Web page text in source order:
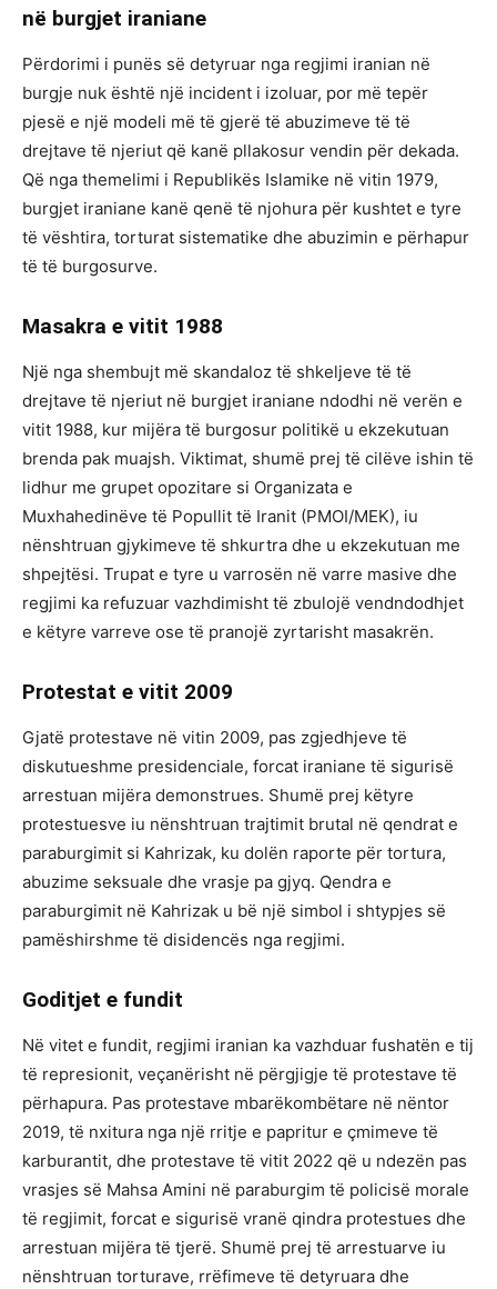
në burgjet iraniane
Përdorimi i punës së detyruar nga regjimi iranian në
burgje nuk është një incident i izoluar, por më tepër
pjesë e një modeli më të gjerë të abuzimeve të të
drejtave të njeriut që kanë pllakosur vendin për dekada.
Që nga themelimi i Republikës Islamike në vitin 1979,
burgjet iraniane kanë qenë të njohura për kushtet e tyre
të vështira, torturat sistematike dhe abuzimin e përhapur
të të burgosurve.
Masakra e vitit 1988
Një nga shembujt më skandaloz të shkeljeve të të
drejtave të njeriut në burgjet iraniane ndodhi në verën e
vitit 1988, kur mijëra të burgosur politikë u ekzekutuan
brenda pak muajsh. Viktimat, shumë prej të cilëve ishin të
lidhur me grupet opozitare si Organizata e
Muxhahedinëve të Popullit të Iranit (PMOI/MEK), iu
nënshtruan gjykimeve të shkurtra dhe u ekzekutuan me
shpejtësi. Trupat e tyre u varrosën në varre masive dhe
regjimi ka refuzuar vazhdimisht të zbulojë vendndodhjet
e këtyre varreve ose të pranojë zyrtarisht masakrën.
Protestat e vitit 2009
Gjatë protestave në vitin 2009, pas zgjedhjeve të
diskutueshme presidenciale, forcat iraniane të sigurisë
arrestuan mijëra demonstrues. Shumë prej këtyre
protestuesve iu nënshtruan trajtimit brutal në qendrat e
paraburgimit si Kahrizak, ku dolën raporte për tortura,
abuzime seksuale dhe vrasje pa gjyq. Qendra e
paraburgimit në Kahrizak u bë një simbol i shtypjes së
pamëshirshme të disidencës nga regjimi.
Goditjet e fundit
Në vitet e fundit, regjimi iranian ka vazhduar fushatën e tij
të represionit, veçanërisht në përgjigje të protestave të
përhapura. Pas protestave mbarëkombëtare në nëntor
2019, të nxitura nga një rritje e papritur e çmimeve të
karburantit, dhe protestave të vitit 2022 që u ndezën pas
vrasjes së Mahsa Amini në paraburgim të policisë morale
të regjimit, forcat e sigurisë vranë qindra protestues dhe
arrestuan mijëra të tjerë. Shumë prej të arrestuarve iu
nënshtruan torturave, rrëfimeve të detyruara dhe